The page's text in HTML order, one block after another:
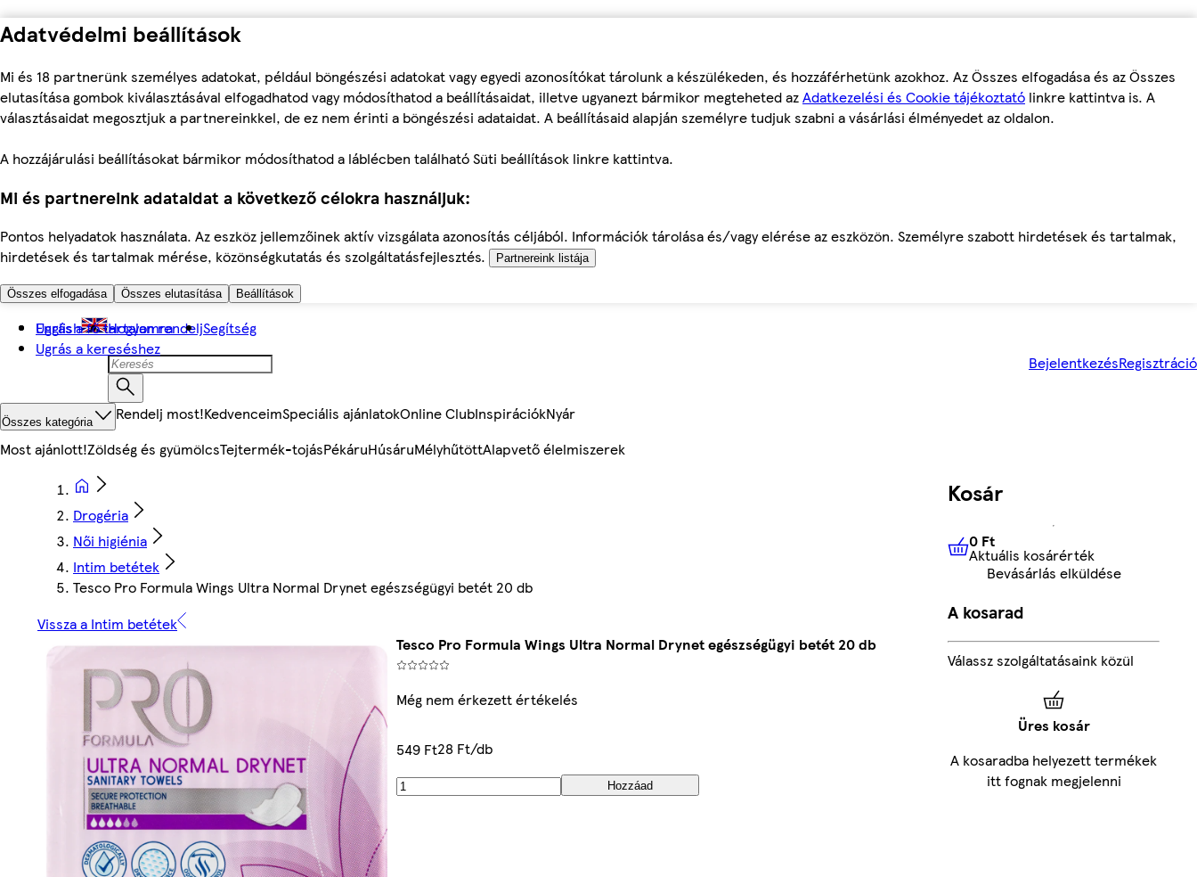
Adatvédelmi beállítások
Mi és 18 partnerünk személyes adatokat, például böngészési adatokat vagy egyedi azonosítókat tárolunk a készülékeden, és hozzáférhetünk azokhoz. Az Összes elfogadása és az Összes
elutasítása gombok kiválasztásával elfogadhatod vagy módosíthatod a beállításaidat, illetve ugyanezt bármikor megteheted azAdatkezelési és Cookie tájékoztató linkre kattintva is. A
választásaidat megosztjuk a partnereinkkel, de ez nem érinti a böngészési adataidat. A beállításaid alapján személyre tudjuk szabni a vásárlási élményedet az oldalon.
A hozzájárulási beállításokat bármikor módosíthatod a láblécben található Süti beállítások linkre kattintva.
Mi és partnereink adataidat a következő célokra használjuk:
Pontos helyadatok használata. Az eszköz jellemzőinek aktív vizsgálata azonosítás céljából. Információk tárolása és/vagy elérése az eszközön. Személyre szabott hirdetések és tartalmak,
hirdetések és tartalmak mérése, közönségkutatás és szolgáltatásfejlesztés.
Partnereink listája
Összes elfogadása Összes elutasítása Beállítások
Ugrás a fő tartalomra
Ugrás a kereséshez
English Hogyan rendeljSegítség
BejelentkezésRegisztráció
Összes kategória Rendelj most!KedvenceimSpeciális ajánlatokOnline ClubInspirációkNyár
Most ajánlott!Zöldség és gyümölcsTejtermék-tojásPékáruHúsáruMélyhűtöttAlapvető élelmiszerek
Drogéria
Női higiénia
Intim betétek
Tesco Pro Formula Wings Ultra Normal Drynet egészségügyi betét 20 db
Vissza a Intim betétek
Tesco Pro Formula Wings Ultra Normal Drynet egészségügyi betét 20 db
Még nem érkezett értékelés
549 Ft28 Ft/db
Hozzáad
Kosár
0 FtAktuális kosárérték
0 Ft
Aktuális kosárérték
Bevásárlás elküldése
A kosarad
Válassz szolgáltatásaink közül
Üres kosár
A kosaradba helyezett termékek
itt fognak megjelenni